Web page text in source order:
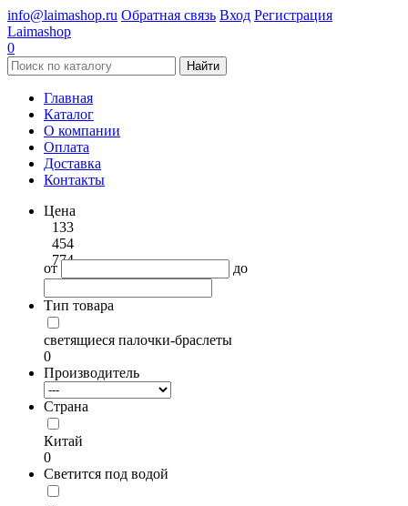
info@laimashop.ru Обратная связь Вход Регистрация
Laimashop
0
Найти
Главная
Каталог
О компании
Оплата
Доставка
Контакты
Цена
133
454
774
от до
Тип товара
светящиеся палочки-браслеты
0
Производитель
Страна
Китай
0
Светится под водой